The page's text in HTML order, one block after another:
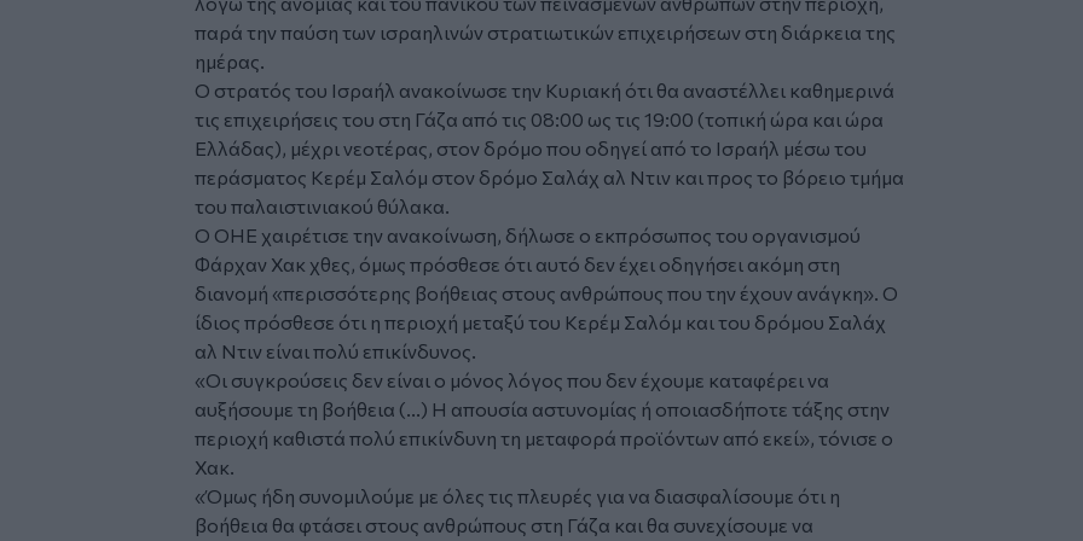
παρά την παύση των ισραηλινών στρατιωτικών επιχειρήσεων στη διάρκεια της
ημέρας.
Ο στρατός του Ισραήλ ανακοίνωσε την Κυριακή ότι θα αναστέλλει καθημερινά
τις επιχειρήσεις του στη Γάζα από τις 08:00 ως τις 19:00 (τοπική ώρα και ώρα
Ελλάδας), μέχρι νεοτέρας, στον δρόμο που οδηγεί από το Ισραήλ μέσω του
περάσματος Κερέμ Σαλόμ στον δρόμο Σαλάχ αλ Ντιν και προς το βόρειο τμήμα
του παλαιστινιακού θύλακα.
Ο ΟΗΕ χαιρέτισε την ανακοίνωση, δήλωσε ο εκπρόσωπος του οργανισμού
Φάρχαν Χακ χθες, όμως πρόσθεσε ότι αυτό δεν έχει οδηγήσει ακόμη στη
διανομή «περισσότερης βοήθειας στους ανθρώπους που την έχουν ανάγκη». Ο
ίδιος πρόσθεσε ότι η περιοχή μεταξύ του Κερέμ Σαλόμ και του δρόμου Σαλάχ
αλ Ντιν είναι πολύ επικίνδυνος.
«Οι συγκρούσεις δεν είναι ο μόνος λόγος που δεν έχουμε καταφέρει να
αυξήσουμε τη βοήθεια (...) Η απουσία αστυνομίας ή οποιασδήποτε τάξης στην
περιοχή καθιστά πολύ επικίνδυνη τη μεταφορά προϊόντων από εκεί», τόνισε ο
Χακ.
«Όμως ήδη συνομιλούμε με όλες τις πλευρές για να διασφαλίσουμε ότι η
βοήθεια θα φτάσει στους ανθρώπους στη Γάζα και θα συνεχίσουμε να